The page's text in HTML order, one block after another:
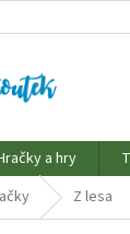
a hry
Z lesa